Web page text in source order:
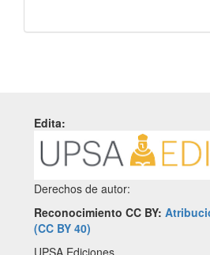
Edita:
Derechos de autor:
Reconocimiento CC BY:
(CC BY 40)
UPSA Ediciones